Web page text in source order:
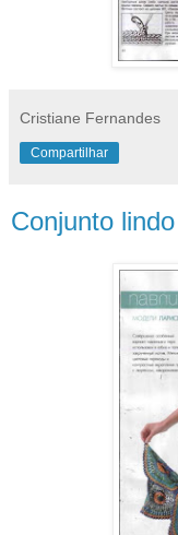
Cristiane Fernandes
Compartilhar
Conjunto